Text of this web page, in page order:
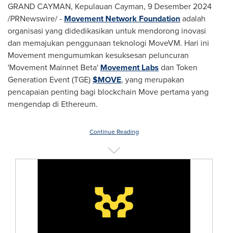
GRAND CAYMAN, Kepulauan Cayman, 9 Desember 2024
/PRNewswire/ - Movement Network Foundationadalah
organisasi yang didedikasikan untuk mendorong inovasi
dan memajukan penggunaan teknologi MoveVM. Hari ini
Movement mengumumkan kesuksesan peluncuran
'Movement Mainnet Beta' Movement Labs dan Token
Generation Event (TGE)$MOVE, yang merupakan
pencapaian penting bagi blockchain Move pertama yang
mengendap di Ethereum.
Continue Reading